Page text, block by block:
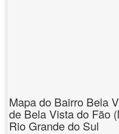
Mapa do Bairro Bela
de Bela Vista do Fão
Rio Grande do Sul